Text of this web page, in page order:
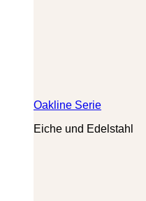
Oakline Serie
Eiche und Edelstahl